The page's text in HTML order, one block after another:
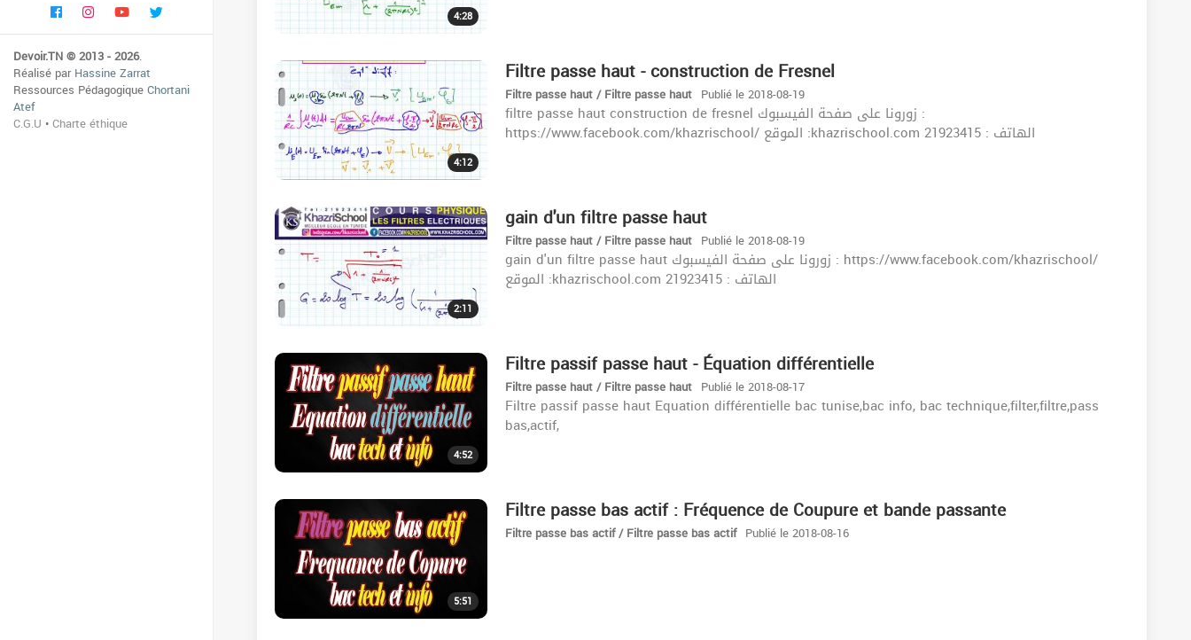
Devoir.TN © 2013 - 2026.
Réalisé parHassine Zarrat
Ressources PédagogiqueChortani
Atef
C.G.U •Charte éthique
4:28
4:12
Filtre passe haut - construction de Fresnel️️
Filtre passe haut / Filtre passe haut Publié le 2018-08-19
filtre passe haut construction de fresnel️️ زورونا على صفحة الفيسبوك :
https://www.facebook.com/khazrischool/ الموقع :khazrischool.com الهاتف : 21923415
2:11
gain d'un filtre passe haut️️
Filtre passe haut / Filtre passe haut Publié le 2018-08-19
gain d'un filtre passe haut️️ زورونا على صفحة الفيسبوك : https://www.facebook.com/khazrischool/
الموقع :khazrischool.com الهاتف : 21923415
4:52
Filtre passif passe haut - Équation différentielle
Filtre passe haut / Filtre passe haut Publié le 2018-08-17
Filtre passif passe haut Equation différentielle bac tunise,bac info, bac technique,filter,filtre,pass
bas,actif,
5:51
Filtre passe bas actif : Fréquence de Coupure et bande passante
Filtre passe bas actif / Filtre passe bas actif Publié le 2018-08-16